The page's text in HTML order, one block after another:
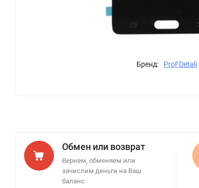
Бренд: ProFDetali
Обмен или возврат
Вернем, обменяем или
зачислим деньги на Ваш
баланс